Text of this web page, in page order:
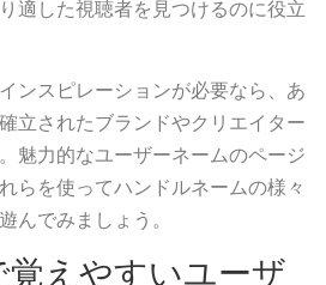
適した視聴者を見つけるのに役立
ンスピレーションが必要なら、あ
立されたブランドやクリエイター
魅力的なユーザーネームのページ
らを使ってハンドルネームの様々
んでみましょう。
えやすいユーザ